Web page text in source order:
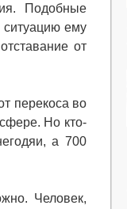
Подобные
ситуацию ему
от
перекоса во
Но кто-
а 700
Человек,